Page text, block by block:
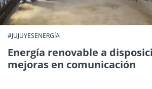
#JUJUYESENERGÍA
Energía renovable a
mejoras en comunicación